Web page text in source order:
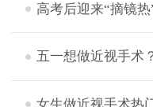
五一想做近视手术